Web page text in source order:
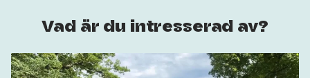
Vad är du intresserad av?